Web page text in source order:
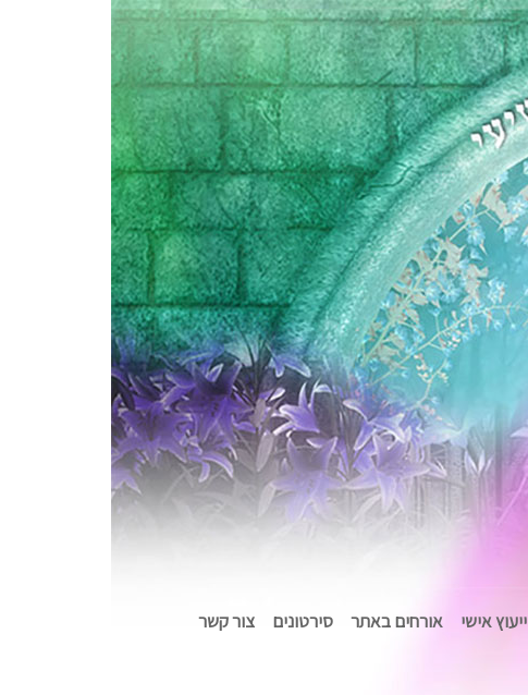
ייעוץ אישי אורחים באתר סירטונים צור קשר